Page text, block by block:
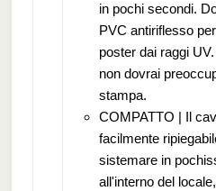
in pochi secondi.
PVC antiriflesso
poster dai raggi
non dovrai
stampa.
COMPATTO | Il
facilmente
sistemare in
all'interno del